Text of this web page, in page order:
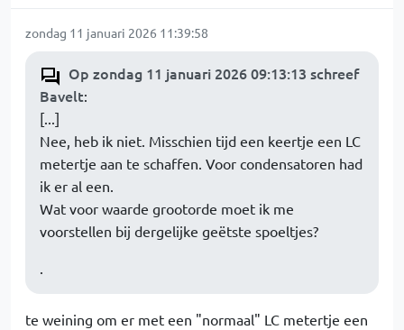
zondag 11 januari 2026 11:39:58
Op zondag 11 januari 2026 09:13:13 schreef
Bavelt:
[...]
Nee, heb ik niet. Misschien tijd een keertje een LC
metertje aan te schaffen. Voor condensatoren had
ik er al een.
Wat voor waarde grootorde moet ik me
voorstellen bij dergelijke geëtste spoeltjes?
.
te weining om er met een "normaal" LC metertje een